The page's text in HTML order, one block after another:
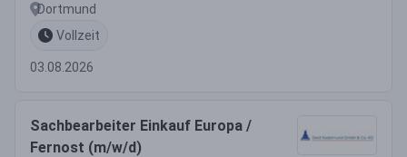
Dortmund
Vollzeit
03.08.2026
Sachbearbeiter Einkauf Europa /
Fernost (m/w/d)